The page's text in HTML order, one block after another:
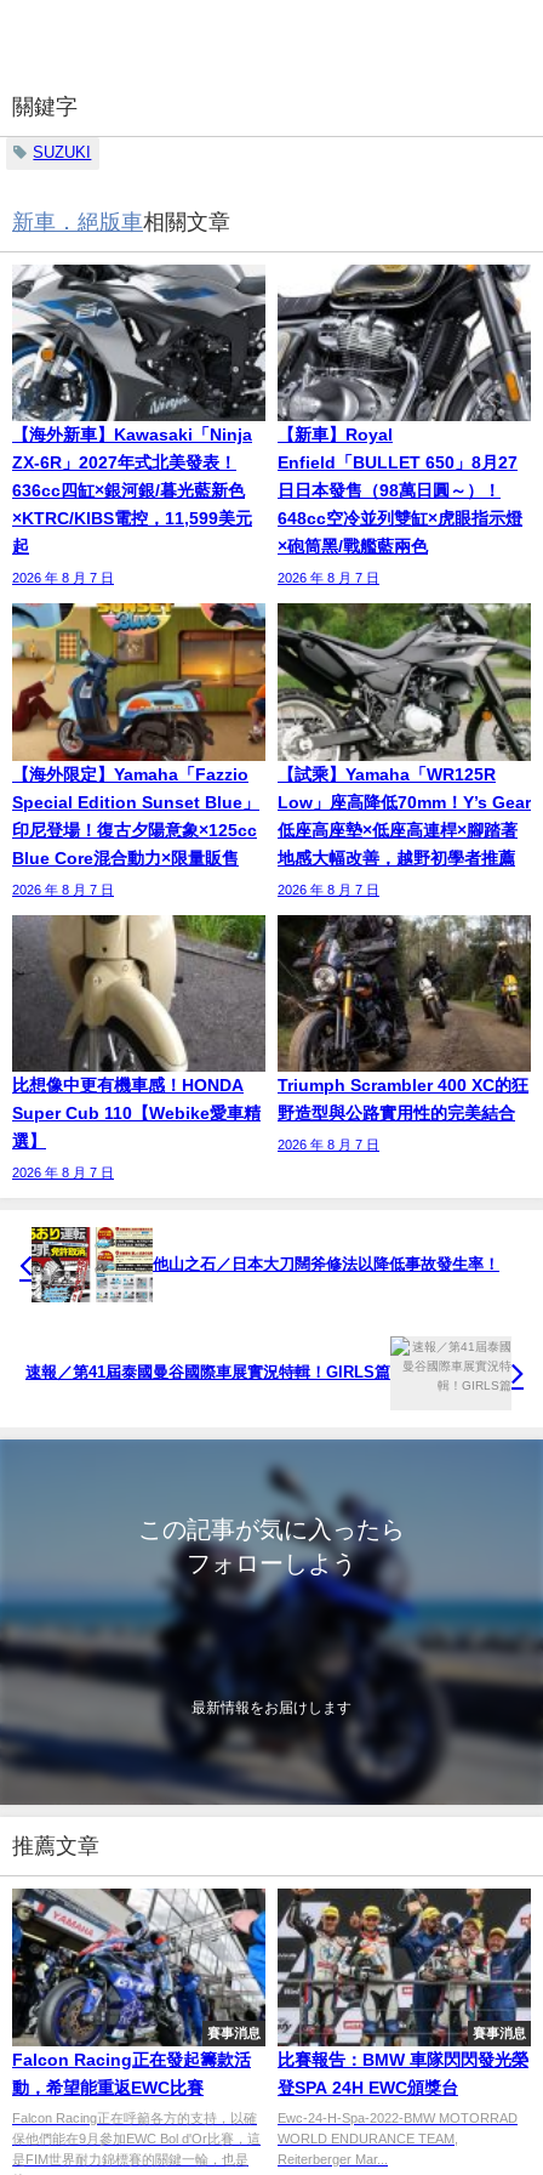
關鍵字
SUZUKI
新車．絕版車相關文章
【海外新車】Kawasaki「Ninja
ZX-6R」2027年式北美發表！
636cc四缸×銀河銀/暮光藍新色
×KTRC/KIBS電控，11,599美元
起
2026 年 8 月 7 日
【新車】Royal
Enfield「BULLET 650」8月27
日日本發售（98萬日圓～）！
648cc空冷並列雙缸×虎眼指示燈
×砲筒黑/戰艦藍兩色
2026 年 8 月 7 日
【海外限定】Yamaha「Fazzio
Special Edition Sunset Blue」
印尼登場！復古夕陽意象×125cc
Blue Core混合動力×限量販售
2026 年 8 月 7 日
【試乘】Yamaha「WR125R
Low」座高降低70mm！Y’s Gear
低座高座墊×低座高連桿×腳踏著
地感大幅改善，越野初學者推薦
2026 年 8 月 7 日
比想像中更有機車感！HONDA
Super Cub 110【Webike愛車精
選】
2026 年 8 月 7 日
Triumph Scrambler 400 XC的狂
野造型與公路實用性的完美結合
2026 年 8 月 7 日
他山之石／日本大刀闊斧修法以降低事故發生率！
速報／第41屆泰國曼谷國際車展實況特輯！GIRLS篇
この記事が気に入ったら
フォローしよう
最新情報をお届けします
推薦文章
賽事消息
Falcon Racing正在發起籌款活
動，希望能重返EWC比賽
Falcon Racing正在呼籲各方的支持，以確
保他們能在9月參加EWC Bol d'Or比賽，這
是FIM世界耐力錦標賽的關鍵一輪，也是
賽事消息
比賽報告：BMW 車隊閃閃發光榮
登SPA 24H EWC頒獎台
Ewc-24-H-Spa-2022-BMW MOTORRAD
WORLD ENDURANCE TEAM,
Reiterberger Mar...